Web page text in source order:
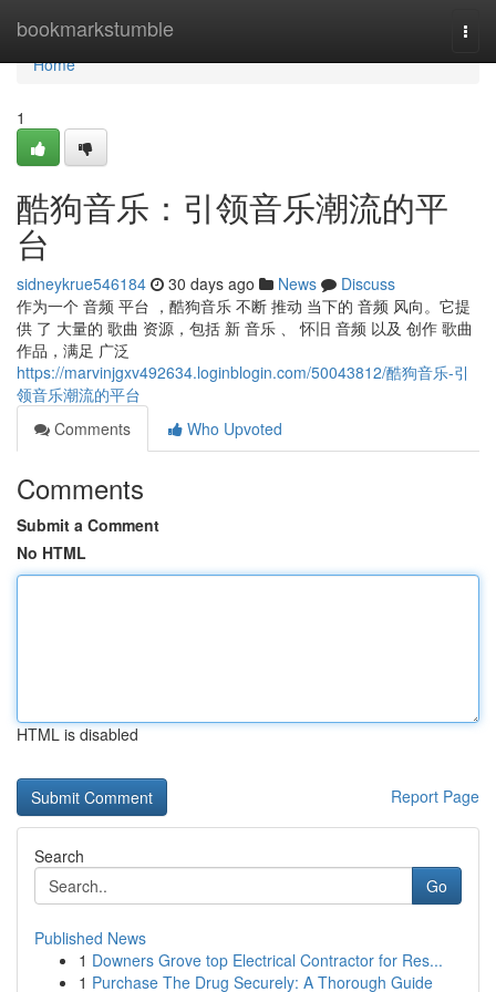
bookmarkstumble
Home
Home
1
酷狗音乐：引领音乐潮流的平
台
sidneykrue546184 30 days ago News
Discuss
作为一个 音频 平台 ，酷狗音乐 不断 推动 当下的 音频 风向。它提
供 了 大量的 歌曲 资源，包括 新 音乐 、 怀旧 音频 以及 创作 歌曲
作品，满足 广泛
https://marvinjgxv492634.loginblogin.com/50043812/酷狗音乐-引
领音乐潮流的平台
Comments
Who Upvoted
Comments
Submit a Comment
No HTML
HTML is disabled
Report Page
Search
Go
Published News
1 Downers Grove top Electrical Contractor for Res...
1 Purchase The Drug Securely: A Thorough Guide